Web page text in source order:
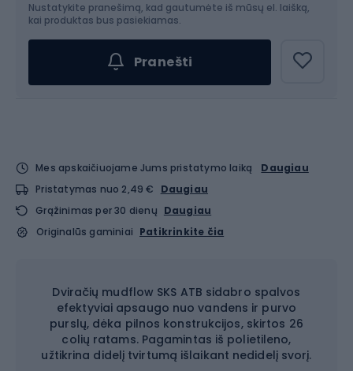
Nustatykite pranešimą, kad gautumėte iš mūsų el. laišką,
kai produktas bus pasiekiamas.
Pranešti
Mes apskaičiuojame Jums pristatymo laiką
Daugiau
Pristatymas nuo 2,49 €
Daugiau
Grąžinimas per 30 dienų Daugiau
Originalūs gaminiai Patikrinkite čia
Dviračių mudflow SKS ATB sidabro spalvos
efektyviai apsaugo nuo vandens ir purvo
purslų, dėka pilnos konstrukcijos, skirtos 26
colių ratams. Pagamintas iš polietileno,
užtikrina didelį tvirtumą išlaikant nedidelį svorį.